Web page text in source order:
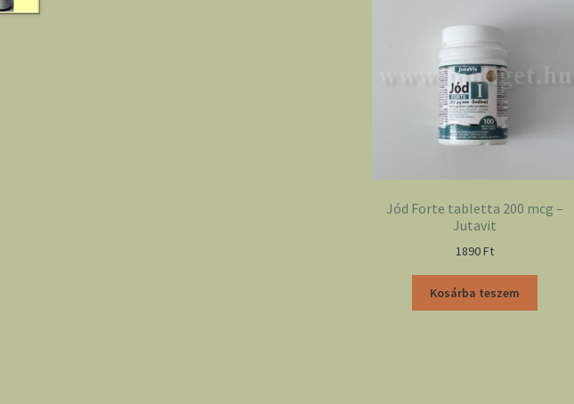
Jód Forte tabletta 200 mcg –
Jutavit
1890Ft
Kosárba teszem